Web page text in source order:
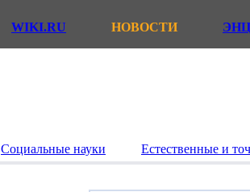
WIKI.RU НОВОСТИ
Социальные науки Естественные и